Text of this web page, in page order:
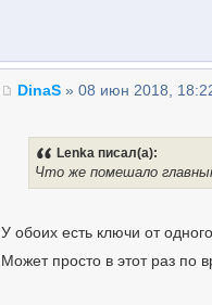
DinaS » 08 июн 2018,
Lenka писал(а):
Что же помешало
У обоих есть ключи от
Может просто в этот раз по